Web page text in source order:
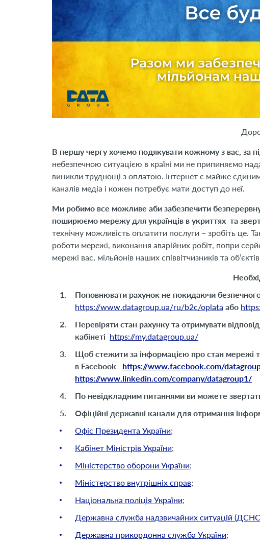
В першу чергу хочемо подякувати кожному з вас, за
небезпечною ситуацією в країні ми не припиняємо
виникли труднощі з оплатою. Інтернет є майже
каналів медіа і кожен потребує мати доступ до неї.
Ми робимо все можливе аби забезпечити
поширюємо мережу для українців в укриттях та
технічну можливість оплатити послуги – зробіть це.
роботи мережі, виконання аварійних робіт, попри
мережі вас, мільйонів наших співвітчизників та
Поповнювати рахунок не покидаючи
https://www.datagroup.ua/ru/b2c/oplata або
Перевіряти стан рахунку та отримувати
кабінеті https://my.datagroup.ua/
Щоб стежити за інформацією про стан мережі
в Facebook https://www.facebook.com/
https://www.linkedin.com/company/datagroup1/
По невідкладним питаннями ви можете
Офіційні державні канали для отримання
Офіс Президента України;
Кабінет Міністрів України;
Міністерство оборони України;
Міністерство внутрішніх справ;
Національна поліція України;
Державна служба надзвичайних ситуацій
Державна прикордонна служба України;